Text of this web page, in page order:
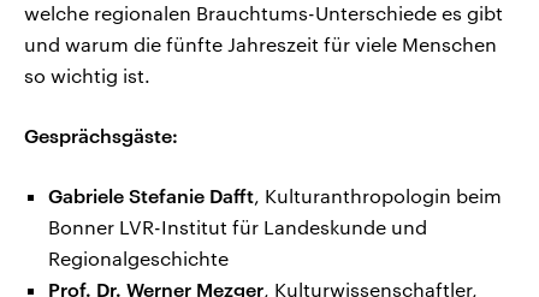
welche regionalen Brauchtums-Unterschiede es gibt
und warum die fünfte Jahreszeit für viele Menschen
so wichtig ist.
Gesprächsgäste:
Gabriele Stefanie Dafft, Kulturanthropologin beim
Bonner LVR-Institut für Landeskunde und
Regionalgeschichte
Prof. Dr. Werner Mezger, Kulturwissenschaftler,